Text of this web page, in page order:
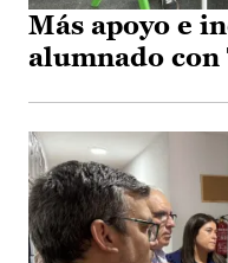
Más apoyo e
alumnado con